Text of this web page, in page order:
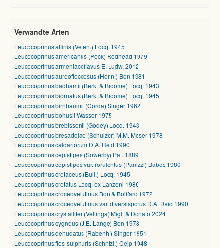
Verwandte Arten
Leucocoprinus affinis (Velen.) Locq. 1945
Leucocoprinus americanus (Peck) Redhead 1979
Leucocoprinus armeniacoflavus E. Ludw. 2012
Leucocoprinus aureofloccosus (Henn.) Bon 1981
Leucocoprinus badhamii (Berk. & Broome) Locq. 1943
Leucocoprinus biornatus (Berk. & Broome) Locq. 1945
Leucocoprinus birnbaumii (Corda) Singer 1962
Leucocoprinus bohusii Wasser 1975
Leucocoprinus brebissonii (Godey) Locq. 1943
Leucocoprinus bresadolae (Schulzer) M.M. Moser 1978
Leucocoprinus caldariorum D.A. Reid 1990
Leucocoprinus cepistipes (Sowerby) Pat. 1889
Leucocoprinus cepistipes var. rorulentus (Panizzi) Babos 1980
Leucocoprinus cretaceus (Bull.) Locq. 1945
Leucocoprinus cretatus Locq. ex Lanzoni 1986
Leucocoprinus croceovelutinus Bon & Boiffard 1972
Leucocoprinus croceovelutinus var. diversisporus D.A. Reid 1990
Leucocoprinus crystallifer (Vellinga) Migl. & Donato 2024
Leucocoprinus cygneus (J.E. Lange) Bon 1978
Leucocoprinus denudatus (Rabenh.) Singer 1951
Leucocoprinus flos-sulphuris (Schnizl.) Cejp 1948